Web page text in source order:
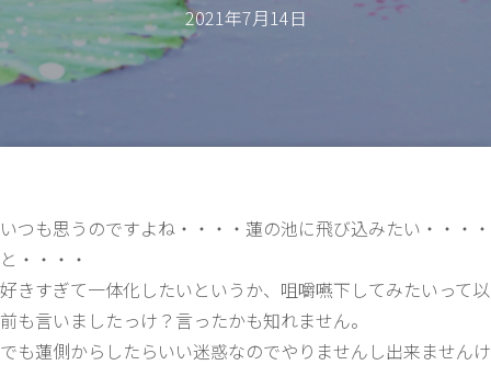
プ
2021年7月14日
いつも思うのですよね・・・・蓮の池に飛び込みたい・・・・
と・・・・
好きすぎて一体化したいというか、咀嚼嚥下してみたいって以
前も言いましたっけ？言ったかも知れません。
でも蓮側からしたらいい迷惑なのでやりませんし出来ませんけ